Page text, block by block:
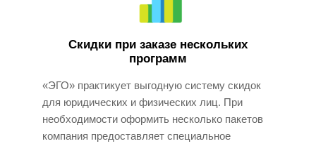
Скидки при заказе нескольких
программ
«ЭГО» практикует выгодную систему скидок
для юридических и физических лиц. При
необходимости оформить несколько пакетов
компания предоставляет специальное